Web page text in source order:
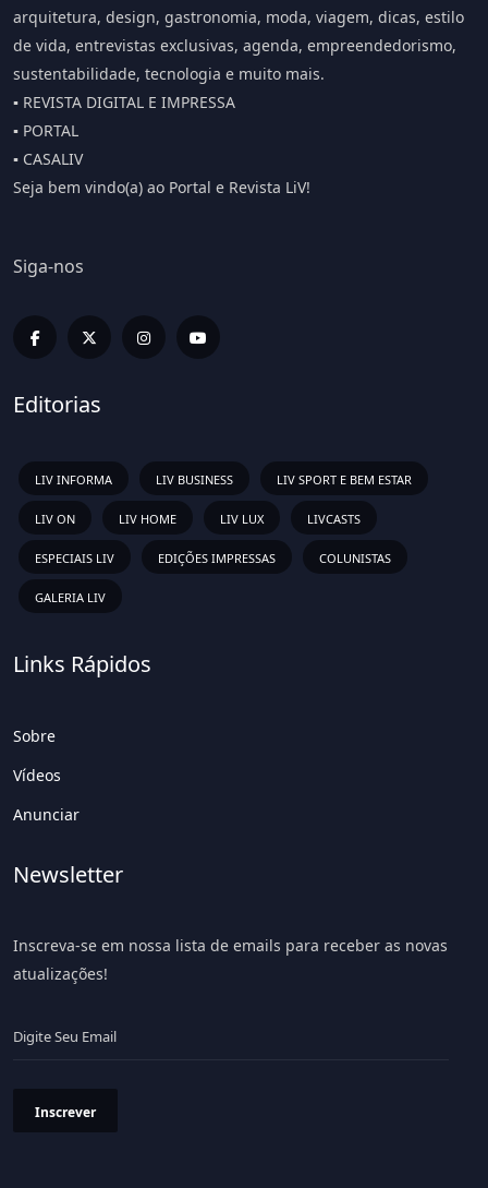
arquitetura, design, gastronomia, moda, viagem, dicas, estilo
de vida, entrevistas exclusivas, agenda, empreendedorismo,
sustentabilidade, tecnologia e muito mais.
▪️ REVISTA DIGITAL E IMPRESSA
▪️ PORTAL
▪️ CASALIV
Seja bem vindo(a) ao Portal e Revista LiV!
Siga-nos
Editorias
LIV INFORMA LIV BUSINESS LIV SPORT E BEM ESTAR
LIV ON LIV HOME LIV LUX LIVCASTS
ESPECIAIS LIV EDIÇÕES IMPRESSAS COLUNISTAS
GALERIA LIV
Links Rápidos
Sobre
Vídeos
Anunciar
Newsletter
Inscreva-se em nossa lista de emails para receber as novas
atualizações!
Inscrever